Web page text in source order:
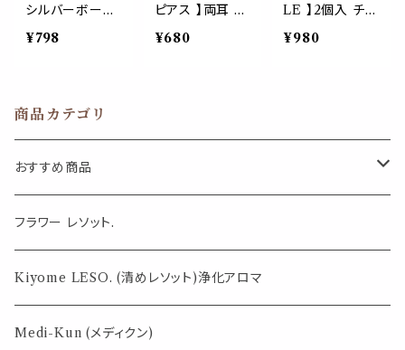
シルバーボール
青空 玉 球体 空
雲 ブルー スカイ
ァッション小物
プレゼント ギフ
ト おしゃれ
¥798
ピアス 】両耳 ペ
ア ゴールド コバ
ルト ブルー 青
セラミック 軽量
小物 アジア 中
¥680
LE 】2個入 チャ
ーン アップル お
セックス 受験
¥980
商品カテゴリ
おすすめ商品
気になる虫対策に
薄荷の香りで体感温度-4℃ !? スースーシリーズ
パロサント
フラワー レソット.
Kiyome LESO. (清めレソット)浄化アロマ
Medi-Kun (メディクン)